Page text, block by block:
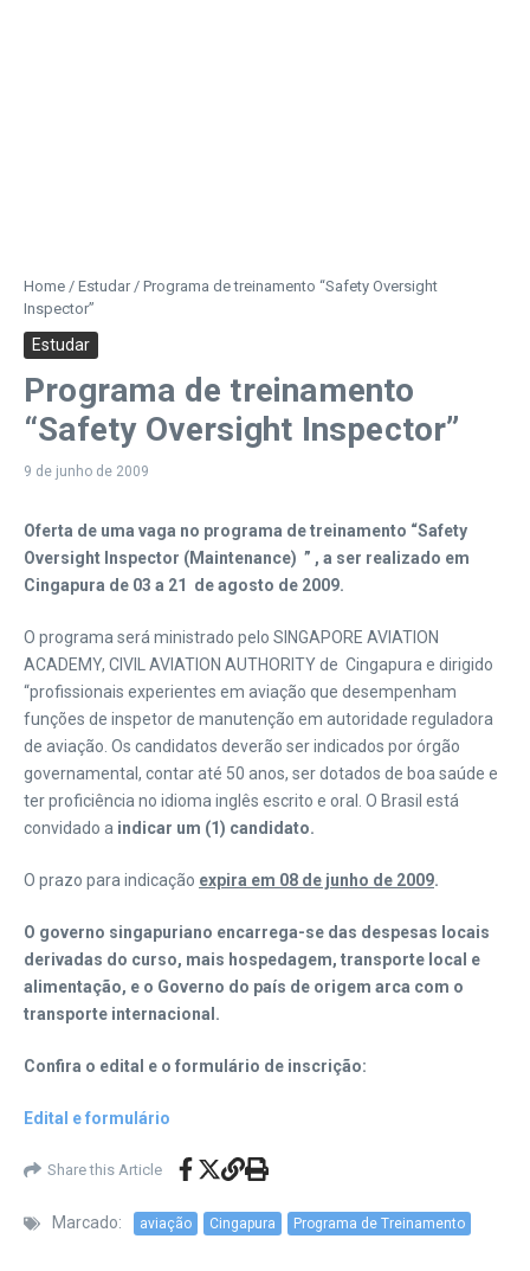
Home / Estudar / Programa de treinamento “Safety Oversight
Inspector”
Estudar
Programa de treinamento
“Safety Oversight Inspector”
9 de junho de 2009
Oferta de uma vaga no programa de treinamento “Safety
Oversight Inspector (Maintenance) ” , a ser realizado em
Cingapura de 03 a 21 de agosto de 2009.
O programa será ministrado pelo SINGAPORE AVIATION
ACADEMY, CIVIL AVIATION AUTHORITY de Cingapura e dirigido
“profissionais experientes em aviação que desempenham
funções de inspetor de manutenção em autoridade reguladora
de aviação. Os candidatos deverão ser indicados por órgão
governamental, contar até 50 anos, ser dotados de boa saúde e
ter proficiência no idioma inglês escrito e oral. O Brasil está
convidado a indicar um (1) candidato.
O prazo para indicação expira em 08 de junho de 2009.
O governo singapuriano encarrega-se das despesas locais
derivadas do curso, mais hospedagem, transporte local e
alimentação, e o Governo do país de origem arca com o
transporte internacional.
Confira o edital e o formulário de inscrição:
Edital e formulário
Share this Article
Marcado: aviação Cingapura Programa de Treinamento